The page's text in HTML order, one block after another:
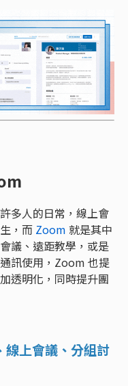
多人的日常，線上會
，而 Zoom 就是其中
議、遠距教學，或是
訊使用，Zoom 也提
透明化，同時提升團
上會議、分組討